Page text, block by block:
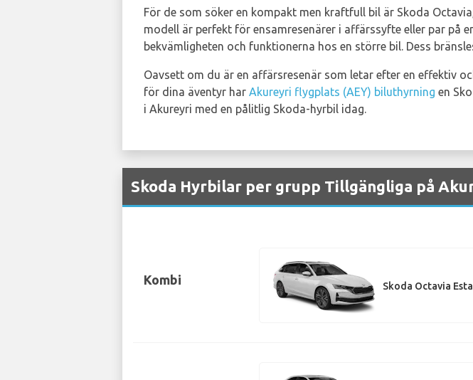
För de som söker en kompakt men kraftfull bil är Skoda
modell är perfekt för ensamresenärer i affärssyfte eller par på
bekvämligheten och funktionerna hos en större bil. Dess
Oavsett om du är en affärsresenär som letar efter en effektiv
för dina äventyr har Akureyri flygplats (AEY) biluthyrning en
i Akureyri med en pålitlig Skoda-hyrbil idag.
Skoda Hyrbilar per grupp Tillgängliga på
Kombi Skoda Octavia